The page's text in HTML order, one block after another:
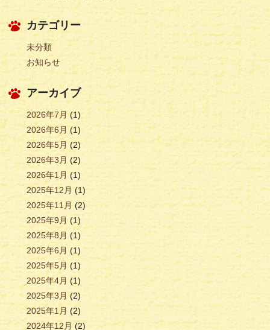
カテゴリー
未分類
お知らせ
アーカイブ
2026年7月(1)
2026年6月(1)
2026年5月(2)
2026年3月(2)
2026年1月(1)
2025年12月(1)
2025年11月(2)
2025年9月(1)
2025年8月(1)
2025年6月(1)
2025年5月(1)
2025年4月(1)
2025年3月(2)
2025年1月(2)
2024年12月(2)